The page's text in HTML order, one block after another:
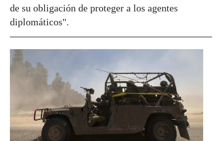
de su obligación de proteger a los agentes
diplomáticos".